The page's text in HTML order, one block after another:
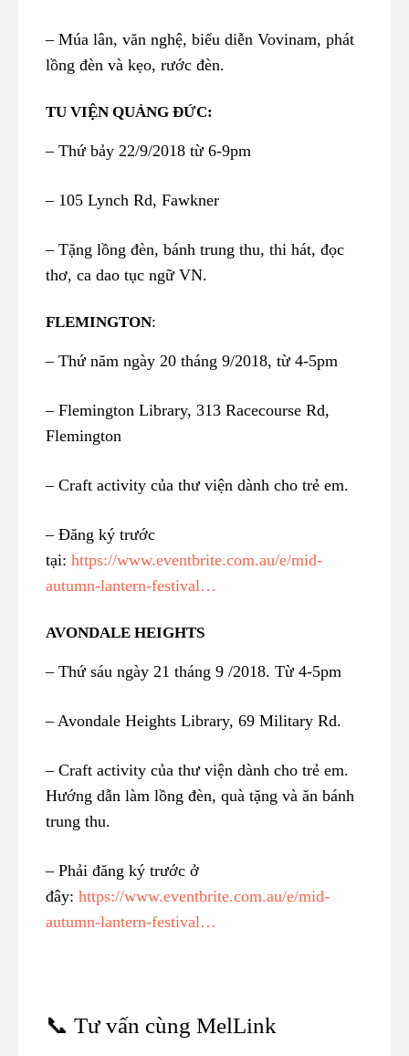
– Múa lân, văn nghệ, biểu diễn Vovinam, phát
lồng đèn và kẹo, rước đèn.
TU VIỆN QUẢNG ĐỨC:
– Thứ bảy 22/9/2018 từ 6-9pm
– 105 Lynch Rd, Fawkner
– Tặng lồng đèn, bánh trung thu, thi hát, đọc
thơ, ca dao tục ngữ VN.
FLEMINGTON:
– Thứ năm ngày 20 tháng 9/2018, từ 4-5pm
– Flemington Library, 313 Racecourse Rd,
Flemington
– Craft activity của thư viện dành cho trẻ em.
– Đăng ký trước
tại: https://www.eventbrite.com.au/e/mid-
autumn-lantern-festival…
AVONDALE HEIGHTS
– Thứ sáu ngày 21 tháng 9 /2018. Từ 4-5pm
– Avondale Heights Library, 69 Military Rd.
– Craft activity của thư viện dành cho trẻ em.
Hướng dẫn làm lồng đèn, quà tặng và ăn bánh
trung thu.
– Phải đăng ký trước ở
đây: https://www.eventbrite.com.au/e/mid-
autumn-lantern-festival…
📞 Tư vấn cùng MelLink